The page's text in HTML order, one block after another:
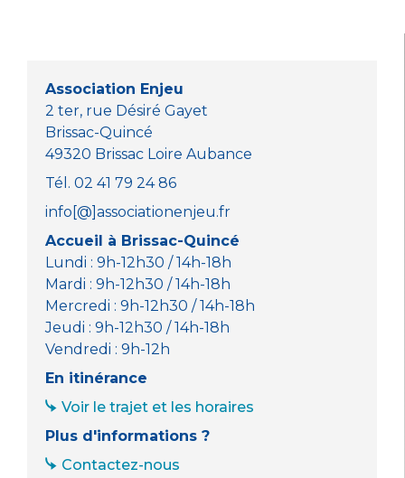
o
k
p er
Association Enjeu
2 ter, rue Désiré Gayet
Brissac-Quincé
49320 Brissac Loire Aubance
Tél. 02 41 79 24 86
info[@]associationenjeu.fr
Accueil à Brissac-Quincé
Lundi : 9h-12h30 / 14h-18h
Mardi : 9h-12h30 / 14h-18h
Mercredi : 9h-12h30 / 14h-18h
Jeudi : 9h-12h30 / 14h-18h
Vendredi : 9h-12h
En itinérance
Voir le trajet et les horaires
Plus d'informations ?
Contactez-nous